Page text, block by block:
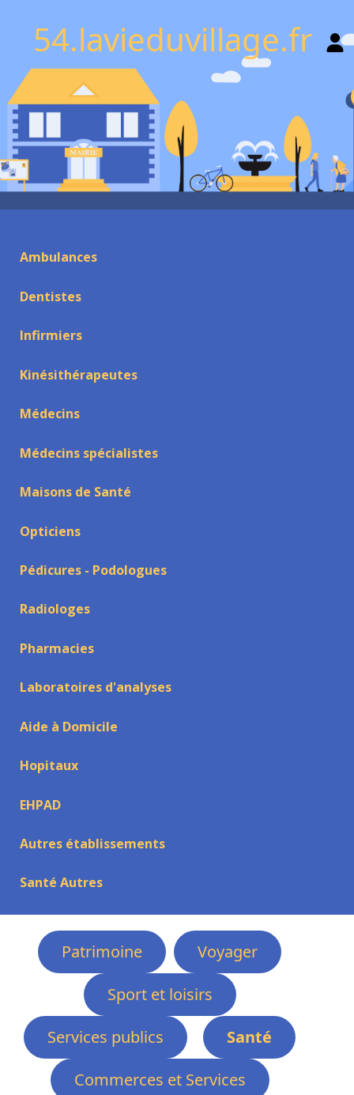
54.lavieduvillage.fr
Ambulances
Dentistes
Infirmiers
Kinésithérapeutes
Médecins
Médecins spécialistes
Maisons de Santé
Opticiens
Pédicures - Podologues
Radiologes
Pharmacies
Laboratoires d'analyses
Aide à Domicile
Hopitaux
EHPAD
Autres établissements
Santé Autres
Patrimoine
Voyager
Sport et loisirs
Services publics
Santé
Commerces et Services